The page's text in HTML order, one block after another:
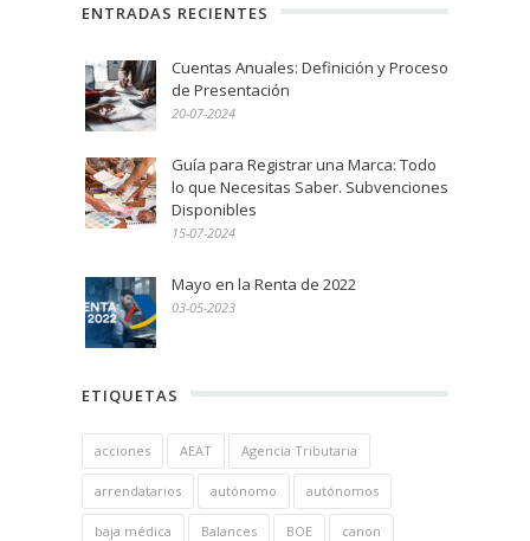
ENTRADAS RECIENTES
Cuentas Anuales: Definición y Proceso
de Presentación
20-07-2024
Guía para Registrar una Marca: Todo
lo que Necesitas Saber. Subvenciones
Disponibles
15-07-2024
Mayo en la Renta de 2022
03-05-2023
ETIQUETAS
acciones AEAT Agencia Tributaria
arrendatarios autónomo autónomos
baja médica Balances BOE canon